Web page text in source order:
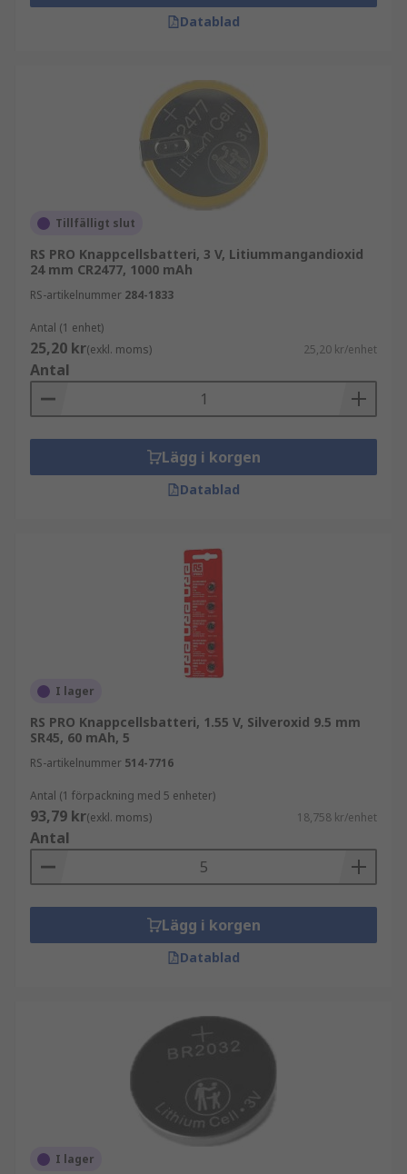
Datablad
Tillfälligt slut
RS PRO Knappcellsbatteri, 3 V, Litiummangandioxid
24 mm CR2477, 1000 mAh
RS-artikelnummer 284-1833
Antal (1 enhet)
25,20 kr(exkl. moms) 25,20 kr/enhet
Antal
Lägg i korgen
Datablad
I lager
RS PRO Knappcellsbatteri, 1.55 V, Silveroxid 9.5 mm
SR45, 60 mAh, 5
RS-artikelnummer 514-7716
Antal (1 förpackning med 5 enheter)
93,79 kr(exkl. moms) 18,758 kr/enhet
Antal
Lägg i korgen
Datablad
I lager